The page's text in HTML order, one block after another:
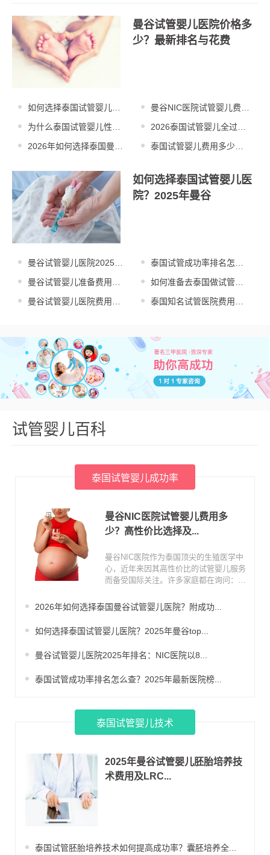
曼谷试管婴儿医院价格多
少？最新排名与花费
如何选择泰国试管婴儿医
曼谷NIC医院试管婴儿费用
为什么泰国试管婴儿性价
2026泰国试管婴儿全过程
2026年如何选择泰国曼谷
泰国试管婴儿费用多少
如何选择泰国试管婴儿医
院？2025年曼谷
曼谷试管婴儿医院2025年
泰国试管成功率排名怎么
曼谷试管婴儿准备费用及
如何准备去泰国做试管婴
曼谷试管婴儿医院费用明
泰国知名试管医院费用怎
试管婴儿百科
泰国试管婴儿成功率
曼谷NIC医院试管婴儿费用多
少？高性价比选择及...
曼谷NIC医院作为泰国顶尖的生殖医学中
心，近年来因其高性价比的试管婴儿服务
而备受国际关注。许多家庭都在询问：在
又如何？今天我们就来揭秘NIC医院的费
用细节和成功数据，帮助您做出明智的选
择。
2026年如何选择泰国曼谷试管婴儿医院？附成功...
如何选择泰国试管婴儿医院？2025年曼谷top...
曼谷试管婴儿医院2025年排名：NIC医院以8...
泰国试管成功率排名怎么查？2025年最新医院榜...
泰国试管婴儿技术
2025年曼谷试管婴儿胚胎培养技
术费用及LRC...
泰国试管胚胎培养技术如何提高成功率？囊胚培养全...